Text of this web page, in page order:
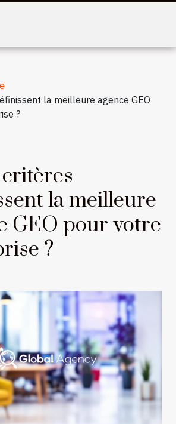
la meilleure agence GEO
?
la meilleure
GEO pour votre
?